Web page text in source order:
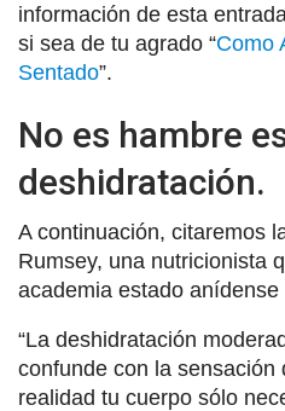
información de esta
si sea de tu agrado “Como
Sentado”.
No es hambre
deshidratación.
A continuación, citaremos
Rumsey, una nutricionista
academia estado
“La deshidratación
confunde con la sensación
realidad tu cuerpo sólo